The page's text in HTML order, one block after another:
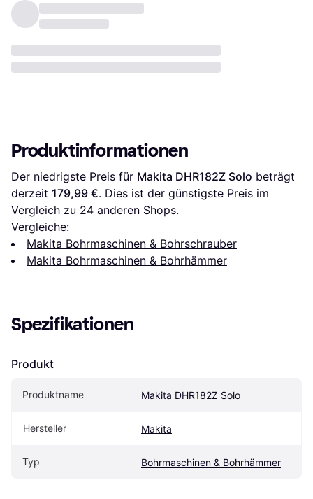
Produktinformationen
Der niedrigste Preis für Makita DHR182Z Solo beträgt
derzeit 179,99 €. Dies ist der günstigste Preis im
Vergleich zu 24 anderen Shops.
Vergleiche:
Makita Bohrmaschinen & Bohrschrauber
Makita Bohrmaschinen & Bohrhämmer
Spezifikationen
Produkt
Produktname Makita DHR182Z Solo
Hersteller Makita
Typ Bohrmaschinen & Bohrhämmer